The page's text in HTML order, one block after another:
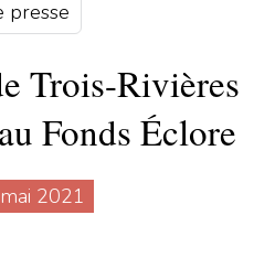
presse
Trois-Rivières
Fonds Éclore
2021